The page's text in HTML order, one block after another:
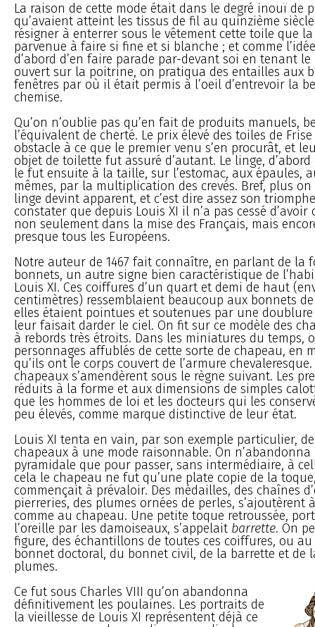
La raison de cette mode était dans le degré inouï de
qu’avaient atteint les tissus de fil au quinzième
résigner à enterrer sous le vêtement cette toile que
parvenue à faire si fine et si blanche ; et comme
d’abord d’en faire parade par-devant soi en tenant
ouvert sur la poitrine, on pratiqua des entailles aux
fenêtres par où il était permis à l’oeil d’entrevoir la
chemise.
Qu’on n’oublie pas qu’en fait de produits manuels,
l’équivalent de cherté. Le prix élevé des toiles de
obstacle à ce que le premier venu s’en procurât, et
objet de toilette fut assuré d’autant. Le linge,
le fut ensuite à la taille, sur l’estomac, aux épaules,
mêmes, par la multiplication des crevés. Bref, plus
linge devint apparent, et c’est dire assez son
constater que depuis Louis XI il n’a pas cessé
non seulement dans la mise des Français, mais
presque tous les Européens.
Notre auteur de 1467 fait connaître, en parlant de la
bonnets, un autre signe bien caractéristique de
Louis XI. Ces coiffures d’un quart et demi de haut
centimètres) ressemblaient beaucoup aux bonnets
elles étaient pointues et soutenues par une
leur faisait darder le ciel. On fit sur ce modèle des
à rebords très étroits. Dans les miniatures du temps,
personnages affublés de cette sorte de chapeau, en
qu’ils ont le corps couvert de l’armure
chapeaux s’amendèrent sous le règne suivant. Les
réduits à la forme et aux dimensions de simples
que les hommes de loi et les docteurs qui les
peu élevés, comme marque distinctive de leur état.
Louis XI tenta en vain, par son exemple particulier,
chapeaux à une mode raisonnable. On
pyramidale que pour passer, sans intermédiaire, à
cela le chapeau ne fut qu’une plate copie de la
commençait à prévaloir. Des médailles, des chaînes
pierreries, des plumes ornées de perles, s’ajoutèrent
comme au chapeau. Une petite toque retroussée,
l’oreille par les damoiseaux, s’appelait barrette. On
figure, des échantillons de toutes ces coiffures, ou
bonnet doctoral, du bonnet civil, de la barrette et de
plumes.
Ce fut sous Charles VIII qu’on abandonna
définitivement les poulaines. Les portraits de
la vieillesse de Louis XI représentent déjà ce